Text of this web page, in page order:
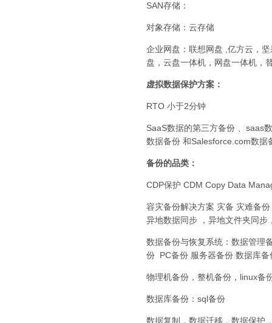
SAN存储：
对象存储：云存储
企业网盘：联想网盘 ,亿方云，
盘，云盘一体机，网盘一体机，
虚拟数据保护方案：
RTO 小于2分钟
SaaS数据的第三方备份 、saas
数据备份 和Salesforce.com数据
备份的品类：
CDP保护 CDM Copy Data
容灾备份解决方案 灾备 灾难备
异地数据同步 ，异地文件夹同步
数据备份与恢复系统：数据管理
份 PC备份 服务器备份 数据库
物理机备份，整机备份，linux备
数据库备份：sql备份
数据复制，数据迁移，数据保护